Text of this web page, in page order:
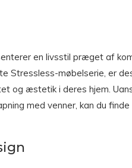
en livsstil præget af
Stressless-møbelserie, er
og æstetik i deres hjem.
med venner, kan du